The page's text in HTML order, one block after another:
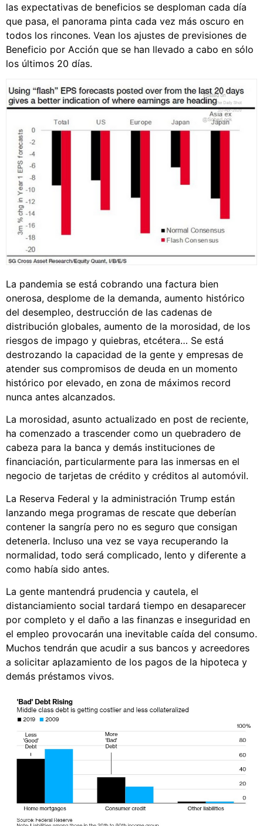
las expectativas de beneficios se desploman cada día
que pasa, el panorama pinta cada vez más oscuro en
todos los rincones. Vean los ajustes de previsiones de
Beneficio por Acción que se han llevado a cabo en sólo
los últimos 20 días.
La pandemia se está cobrando una factura bien
onerosa, desplome de la demanda, aumento histórico
del desempleo, destrucción de las cadenas de
distribución globales, aumento de la morosidad, de los
riesgos de impago y quiebras, etcétera… Se está
destrozando la capacidad de la gente y empresas de
atender sus compromisos de deuda en un momento
histórico por elevado, en zona de máximos record
nunca antes alcanzados.
La morosidad, asunto actualizado en post de reciente,
ha comenzado a trascender como un quebradero de
cabeza para la banca y demás instituciones de
financiación, particularmente para las inmersas en el
negocio de tarjetas de crédito y créditos al automóvil.
La Reserva Federal y la administración Trump están
lanzando mega programas de rescate que deberían
contener la sangría pero no es seguro que consigan
detenerla. Incluso una vez se vaya recuperando la
normalidad, todo será complicado, lento y diferente a
como había sido antes.
La gente mantendrá prudencia y cautela, el
distanciamiento social tardará tiempo en desaparecer
por completo y el daño a las finanzas e inseguridad en
el empleo provocarán una inevitable caída del consumo.
Muchos tendrán que acudir a sus bancos y acreedores
a solicitar aplazamiento de los pagos de la hipoteca y
demás préstamos vivos.